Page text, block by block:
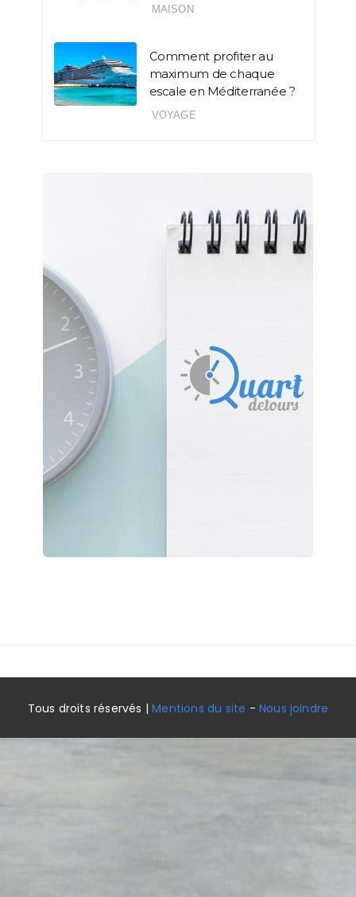
MAISON
Comment profiter au
maximum de chaque
escale en Méditerranée ?
VOYAGE
Tous droits réservés |Mentions du site - Nous joindre